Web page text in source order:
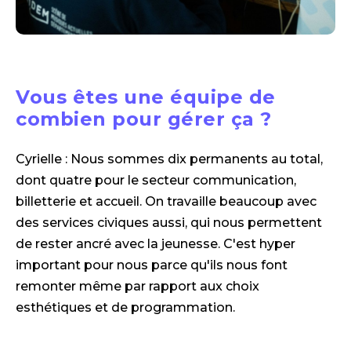
Vous êtes une équipe de
combien pour gérer ça ?
Cyrielle : Nous sommes dix permanents au total,
dont quatre pour le secteur communication,
billetterie et accueil. On travaille beaucoup avec
des services civiques aussi, qui nous permettent
de rester ancré avec la jeunesse. C'est hyper
important pour nous parce qu'ils nous font
remonter même par rapport aux choix
esthétiques et de programmation.